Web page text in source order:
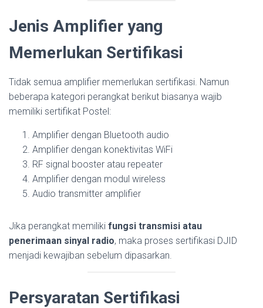
Jenis Amplifier yang
Memerlukan Sertifikasi
Tidak semua amplifier memerlukan sertifikasi. Namun
beberapa kategori perangkat berikut biasanya wajib
memiliki sertifikat Postel:
Amplifier dengan Bluetooth audio
Amplifier dengan konektivitas WiFi
RF signal booster atau repeater
Amplifier dengan modul wireless
Audio transmitter amplifier
Jika perangkat memiliki fungsi transmisi atau
penerimaan sinyal radio, maka proses sertifikasi DJID
menjadi kewajiban sebelum dipasarkan.
Persyaratan Sertifikasi